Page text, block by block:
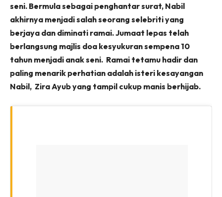
seni. Bermula sebagai penghantar surat, Nabil
akhirnya menjadi salah seorang selebriti yang
berjaya dan diminati ramai. Jumaat lepas telah
berlangsung majlis doa kesyukuran sempena 10
tahun menjadi anak seni. Ramai tetamu hadir dan
paling menarik perhatian adalah isteri kesayangan
Nabil, Zira Ayub yang tampil cukup manis berhijab.